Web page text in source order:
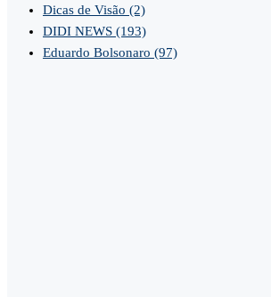
Dicas de Visão (2)
DIDI NEWS (193)
Eduardo Bolsonaro (97)